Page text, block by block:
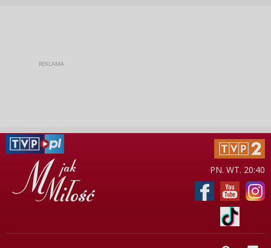
PN. WT. 20:40